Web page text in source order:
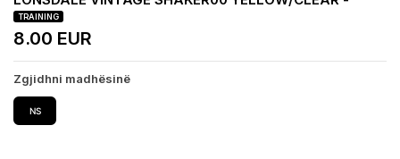
TRAINING
8.00 EUR
Zgjidhni madhësinë
NS